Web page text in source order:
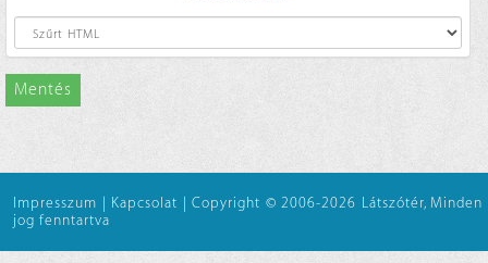
Mentés
Impresszum | Kapcsolat | Copyright © 2006-2026 Látszótér, Minden
jog fenntartva